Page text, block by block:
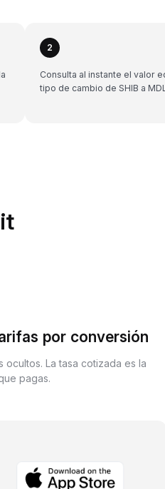
2
Consulta al instante el valor
tipo de cambio de SHIB a
por conversión
ocultos. La tasa cotizada es la
pagas.